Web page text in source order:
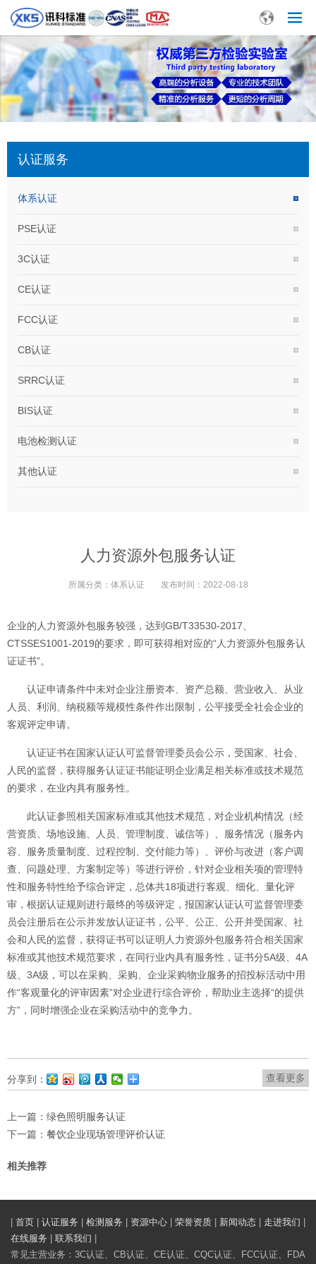
认证服务
体系认证
PSE认证
3C认证
CE认证
FCC认证
CB认证
SRRC认证
BIS认证
电池检测认证
其他认证
人力资源外包服务认证
所属分类： 体系认证 发布时间： 2022-08-18
企业的人力资源外包服务较强，达到GB/T33530-2017、
CTSSES1001-2019的要求，即可获得相对应的“人力资源外包服务认
证证书”。
认证申请条件中未对企业注册资本、资产总额、营业收入、从业
人员、利润、纳税额等规模性条件作出限制，公平接受全社会企业的
客观评定申请。
认证证书在国家认证认可监督管理委员会公示，受国家、社会、
人民的监督，获得服务认证证书能证明企业满足相关标准或技术规范
的要求，在业内具有服务性。
此认证参照相关国家标准或其他技术规范，对企业机构情况（经
营资质、场地设施、人员、管理制度、诚信等）、服务情况（服务内
容、服务质量制度、过程控制、交付能力等）、评价与改进（客户调
查、问题处理、方案制定等）等进行评价，针对企业相关项的管理特
性和服务特性给予综合评定，总体共18项进行客观、细化、量化评
审，根据认证规则进行最终的等级评定，报国家认证认可监督管理委
员会注册后在公示并发放认证证书，公平、公正、公开并受国家、社
会和人民的监督，获得证书可以证明人力资源外包服务符合相关国家
标准或其他技术规范要求，在同行业内具有服务性，证书分5A级、4A
级、3A级，可以在采购、采购、企业采购物业服务的招投标活动中用
作“客观量化的评审因素”对企业进行综合评价，帮助业主选择“的提供
方”，同时增强企业在采购活动中的竞争力。
查看更多
分享到：
上一篇： 绿色照明服务认证
下一篇： 餐饮企业现场管理评价认证
相关推荐
首页 认证服务 检测服务 资源中心 荣誉资质 新闻动态 走进我们
在线服务
联系我们
常见主营业务：3C认证、CB认证、CE认证、CQC认证、FCC认证、FDA